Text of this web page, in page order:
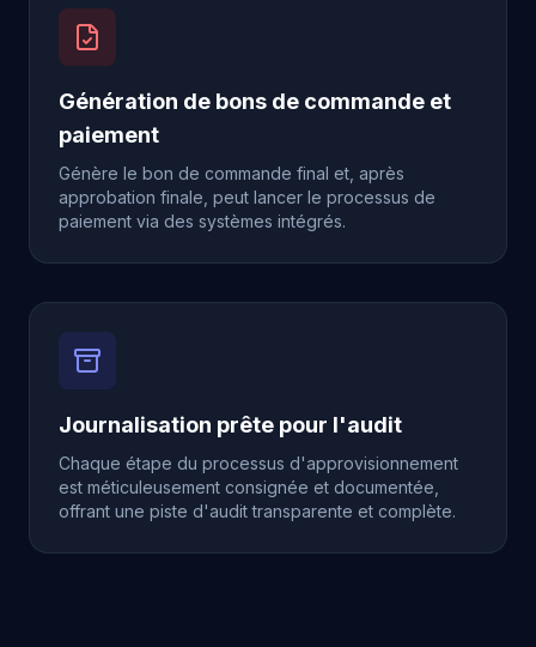
Génération de bons de commande et
paiement
Génère le bon de commande final et, après
approbation finale, peut lancer le processus de
paiement via des systèmes intégrés.
Journalisation prête pour l'audit
Chaque étape du processus d'approvisionnement
est méticuleusement consignée et documentée,
offrant une piste d'audit transparente et complète.